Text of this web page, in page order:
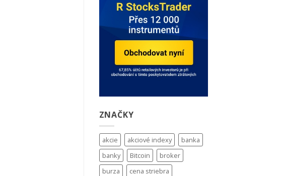
ZNAČKY
akcie akciové indexy
banka
banky
Bitcoin
broker
burza
cena striebra